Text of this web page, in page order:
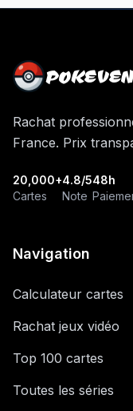
Rachat
France. Prix
20,000+
Cartes
4.8/5
Note
48h
Navigation
Calculateur cartes
Rachat jeux vidéo
Top 100 cartes
Toutes les séries